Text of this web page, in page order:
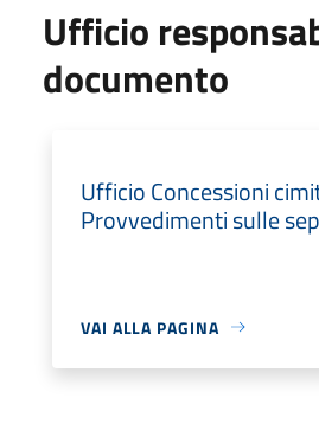
Ufficio
documento
Ufficio Concessioni
Provvedimenti sulle
VAI ALLA PAGINA